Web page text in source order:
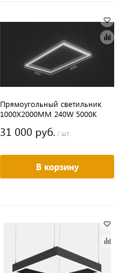
Прямоугольный светильник
1000Х2000MM 240W 5000K
31 000 руб. / шт
В корзину